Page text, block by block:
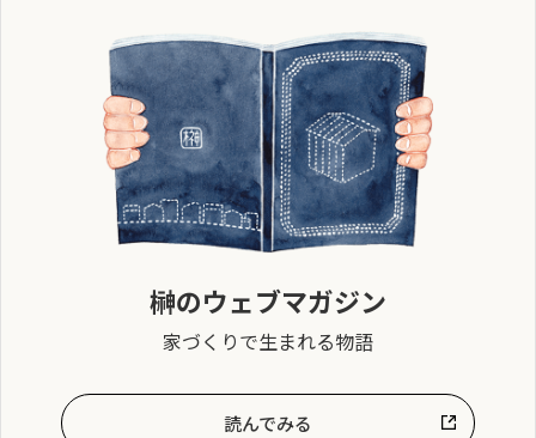
榊のウェブマガジン
家づくりで生まれる物語
読んでみる